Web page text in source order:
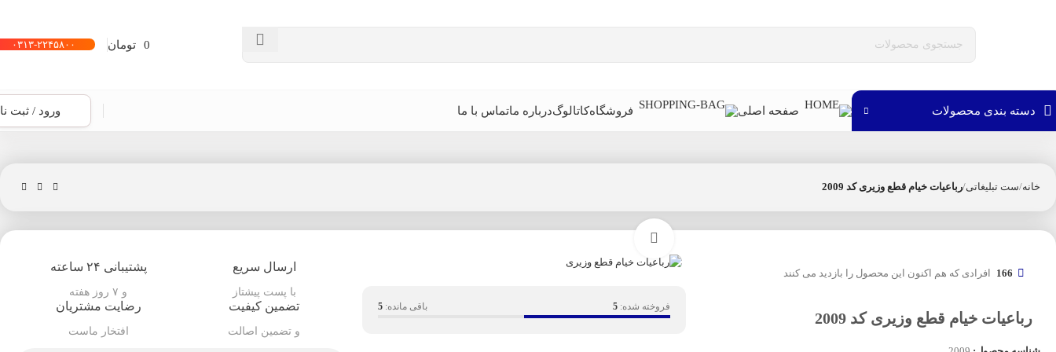
0 تومان ۰۳۱۳-۲۲۴۵۸۰۰
دسته بندی محصولات صفحه اصلی فروشگاهکاتالوگدرباره ماتماس با ما ورود / ثبت
خانه ست تبلیغاتی رباعیات خیام قطع وزیری کد 2009
166 افرادی که هم اکنون این محصول را بازدید می کنند
رباعیات خیام قطع وزیری کد 2009
فروخته شده: 5 باقی مانده: 5
ارسال سریع
با پست پیشتاز
پشتیبانی ۲۴ ساعته
و ۷ روز هفته
تضمین کیفیت
و تضمین اصالت
رضایت مشتریان
افتخار ماست